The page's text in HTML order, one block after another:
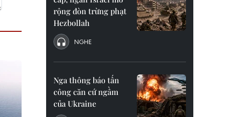
rộng đòn trừng phạt
Hezbollah
NGHE
Nga thông báo tấn
công căn cứ ngầm
của Ukraine